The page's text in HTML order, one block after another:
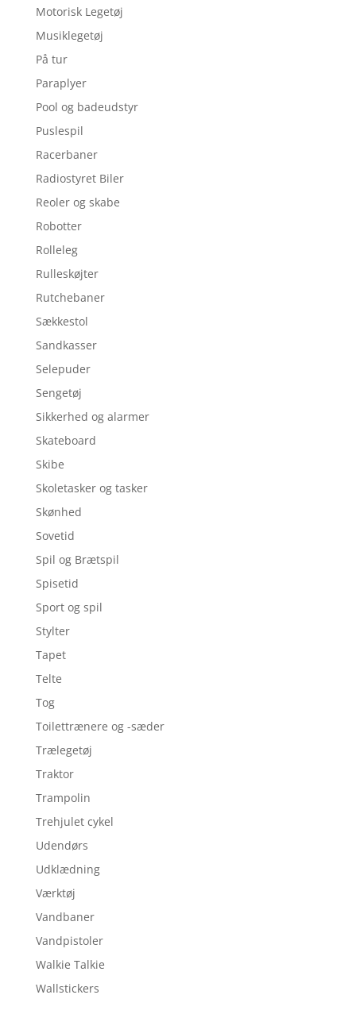
Motorisk Legetøj
Musiklegetøj
På tur
Paraplyer
Pool og badeudstyr
Puslespil
Racerbaner
Radiostyret Biler
Reoler og skabe
Robotter
Rolleleg
Rulleskøjter
Rutchebaner
Sækkestol
Sandkasser
Selepuder
Sengetøj
Sikkerhed og alarmer
Skateboard
Skibe
Skoletasker og tasker
Skønhed
Sovetid
Spil og Brætspil
Spisetid
Sport og spil
Stylter
Tapet
Telte
Tog
Toilettrænere og -sæder
Trælegetøj
Traktor
Trampolin
Trehjulet cykel
Udendørs
Udklædning
Værktøj
Vandbaner
Vandpistoler
Walkie Talkie
Wallstickers